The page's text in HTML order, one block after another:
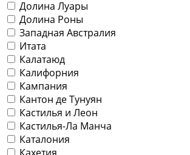
Долина Луары
Долина Роны
Западная Австралия
Итата
Калатаюд
Калифорния
Кампания
Кантон де Тунуян
Кастилья и Леон
Кастилья-Ла Манча
Каталония